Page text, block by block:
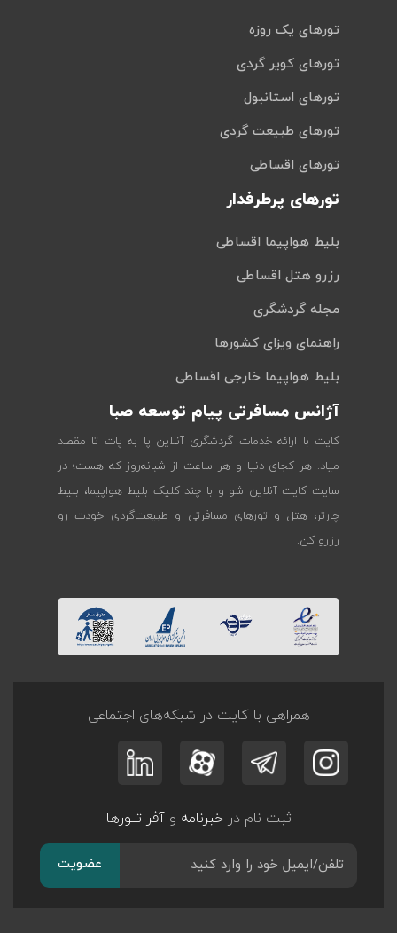
تورهای یک روزه
تورهای کویر گردی
تورهای استانبول
تورهای طبیعت گردی
تورهای اقساطی
تورهای پرطرفدار
بلیط هواپیما اقساطی
رزرو هتل اقساطی
مجله گردشگری
راهنمای ویزای کشورها
بلیط هواپیما خارجی اقساطی
آژانس مسافرتی پیام توسعه صبا
کایت با ارائه خدمات گردشگری آنلاین پا به پات تا مقصد
میاد. هر کجای دنیا و هر ساعت از شبانه‌روز که هست؛ در
سایت کایت آنلاین شو و با چند کلیک بلیط هواپیما، بلیط
چارتر، هتل و تورهای مسافرتی و طبیعت‌گردی خودت رو
رزرو کن.
همراهی با کایت در شبکه‌های اجتماعی
ثبت نام درخبرنامه وآفر تــورها
عضویت